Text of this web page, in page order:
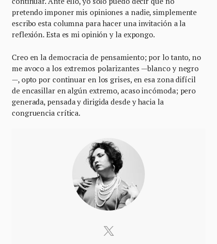
pretendo imponer mis opiniones a nadie, simplemente
escribo esta columna para hacer una invitación a la
reflexión. Esta es mi opinión y la expongo.
Creo en la democracia de pensamiento; por lo tanto, no
me avoco a los extremos polarizantes —blanco y negro
—, opto por continuar en los grises, en esa zona difícil
de encasillar en algún extremo, acaso incómoda; pero
generada, pensada y dirigida desde y hacia la
congruencia crítica.